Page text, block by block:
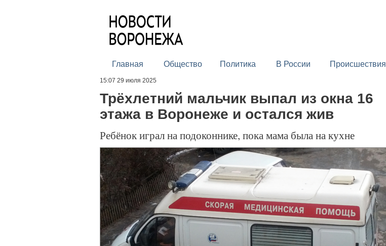
Главная Общество Политика В России Происшествия
15:07 29 июля 2025
Трёхлетний мальчик выпал из окна 16
этажа в Воронеже и остался жив
Ребёнок играл на подоконнике, пока мама была на кухне